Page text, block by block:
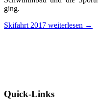
ging.
Skifahrt 2017 weiterlesen →
Quick-Links